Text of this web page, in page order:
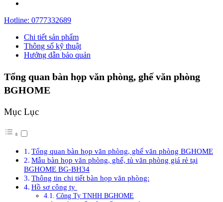
Hotline: 0777332689
Chi tiết sản phẩm
Thông số kỹ thuật
Hướng dẫn bảo quản
Tổng quan bàn họp văn phòng, ghế văn phòng
BGHOME
Mục Lục
Tổng quan bàn họp văn phòng, ghế văn phòng BGHOME
Mẫu bàn họp văn phòng, ghế, tủ văn phòng giá rẻ tại
BGHOME BG-BH34
Thông tin chi tiết bàn họp văn phòng:
Hồ sơ công ty
Công Ty TNHH BGHOME